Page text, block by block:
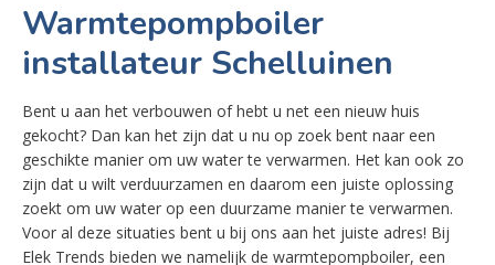
Warmtepompboiler
installateur Schelluinen
Bent u aan het verbouwen of hebt u net een nieuw huis
gekocht? Dan kan het zijn dat u nu op zoek bent naar een
geschikte manier om uw water te verwarmen. Het kan ook zo
zijn dat u wilt verduurzamen en daarom een juiste oplossing
zoekt om uw water op een duurzame manier te verwarmen.
Voor al deze situaties bent u bij ons aan het juiste adres! Bij
Elek Trends bieden we namelijk de warmtepompboiler, een